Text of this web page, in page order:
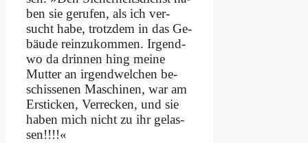
ben sie ge­ru­fen, als ich ver­
sucht ha­be, trotz­dem in das Ge­
bäu­de rein­zu­kom­men. Ir­gend­
wo da drin­nen hing mei­ne
Mut­ter an ir­gend­wel­chen be­
schis­se­nen Ma­schi­nen, war am
Er­sticken, Ver­recken, und sie
ha­ben mich nicht zu ihr ge­las­
sen!!!!«